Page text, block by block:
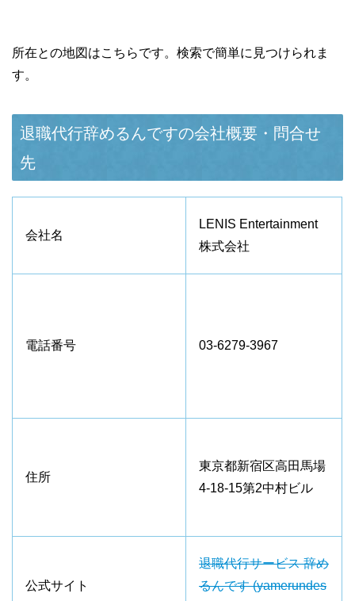
所在との地図はこちらです。検索で簡単に見つけられま
す。
退職代行辞めるんですの会社概要・問合せ
先
会社名
LENIS Entertainment
株式会社
電話番号 03-6279-3967
住所
東京都新宿区高田馬場
4-18-15第2中村ビル
公式サイト
退職代行サービス 辞め
るんです (yamerundes